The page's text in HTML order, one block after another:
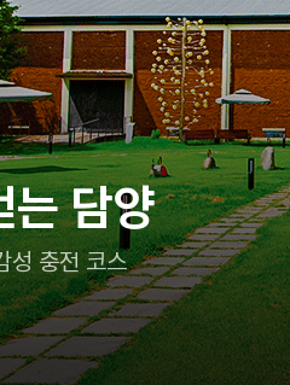
아이랑 어디
있게 즐기는 태안 여행